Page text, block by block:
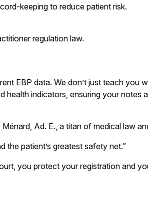
keeping to reduce patient risk.
regulation law.
EBP data. We don’t just teach
indicators, ensuring your notes
Ad. E., a titan of medical law
the patient’s greatest safety net.”
you protect your registration and